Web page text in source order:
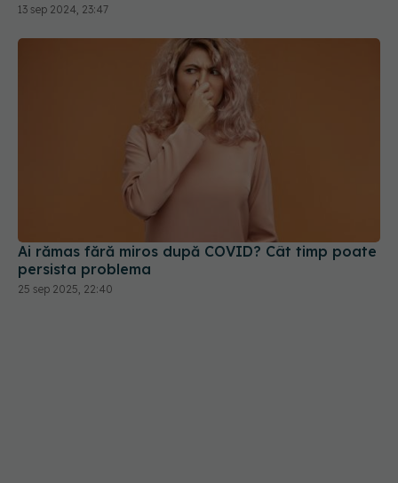
13 sep 2024, 23:47
Ai rămas fără miros după COVID? Cât timp poate
persista problema
25 sep 2025, 22:40